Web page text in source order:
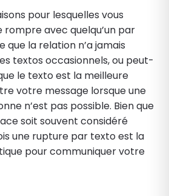
pour lesquelles vous
rompre avec quelqu’un par
que la relation n’a jamais
textos occasionnels, ou peut-
le texto est la meilleure
votre message lorsque une
n’est pas possible. Bien que
soit souvent considéré
une rupture par texto est la
pour communiquer votre